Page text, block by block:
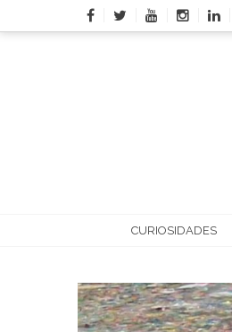
to
CURIOSIDADES